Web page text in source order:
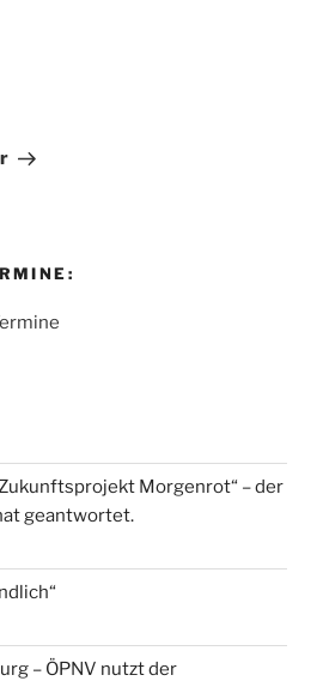
Morgenrot“ – der
geantwortet.
– ÖPNV nutzt der